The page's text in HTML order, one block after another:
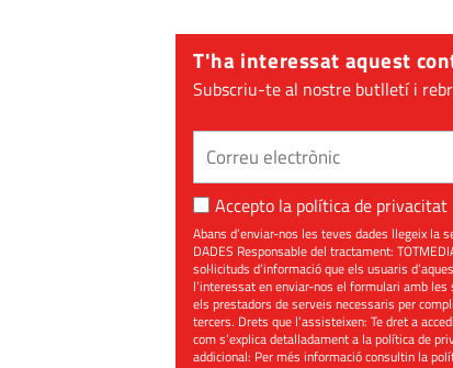
T'ha interessat aquest
Subscriu-te al nostre butlletí i
Accepto la política de privacitat
Abans d’enviar-nos les teves dades llegeix la
DADES Responsable del tractament:
sol·licituds d’informació que els usuaris
l’interessat en enviar-nos el formulari amb
els prestadors de serveis necessaris per
tercers. Drets que l’assisteixen: Te dret a
com s’explica detalladament a la política de
addicional: Per més informació consultin la